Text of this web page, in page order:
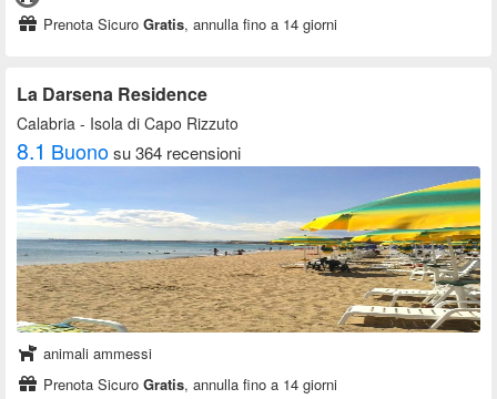
Prenota Sicuro Gratis, annulla fino a 14 giorni
La Darsena Residence
Calabria - Isola di Capo Rizzuto
8.1 Buonosu 364 recensioni
animali ammessi
Prenota Sicuro Gratis, annulla fino a 14 giorni